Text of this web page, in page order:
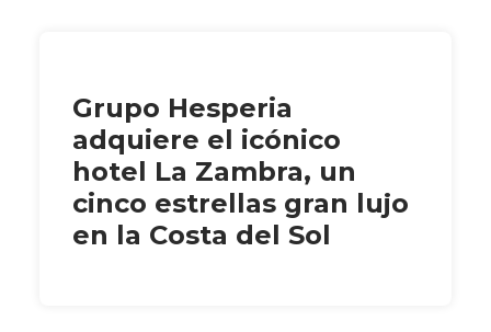
Grupo Hesperia
adquiere el icónico
hotel La Zambra, un
cinco estrellas gran lujo
en la Costa del Sol